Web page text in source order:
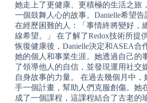
她走上了更健康、更積極的生活之旅
一個鼓舞人心的故事。Danielle希望告
在經歷困難的人：「事情終將變好，
線希望。」 在了解了Redox技術所提
恢復健康後，Danielle決定和ASEA合
她的個人和事業生涯。她透過自己的
了領導他人的自信，並發現運用社交
自身故事的力量。 在過去幾個月中，
手一個計畫，幫助人們克服創傷。她
成了一個課程，這課程結合了古老的